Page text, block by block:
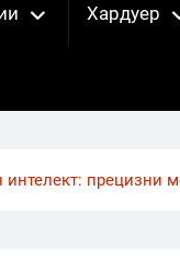
Хардуер
прецизни